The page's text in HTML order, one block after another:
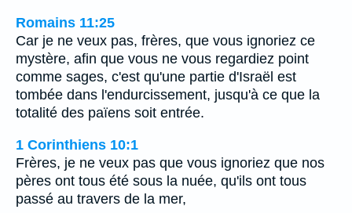
Romains 11:25
Car je ne veux pas, frères, que vous ignoriez ce
mystère, afin que vous ne vous regardiez point
comme sages, c'est qu'une partie d'Israël est
tombée dans l'endurcissement, jusqu'à ce que la
totalité des païens soit entrée.
1 Corinthiens 10:1
Frères, je ne veux pas que vous ignoriez que nos
pères ont tous été sous la nuée, qu'ils ont tous
passé au travers de la mer,